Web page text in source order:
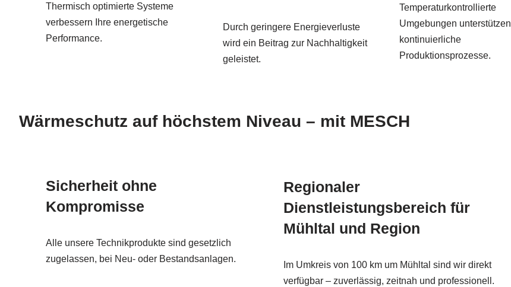
Thermisch optimierte Systeme
verbessern Ihre energetische
Performance.
Durch geringere Energieverluste
wird ein Beitrag zur Nachhaltigkeit
geleistet.
Temperaturkontrollierte
Umgebungen unterstützen
kontinuierliche
Produktionsprozesse.
Wärmeschutz auf höchstem Niveau – mit MESCH
Sicherheit ohne
Kompromisse
Alle unsere Technikprodukte sind gesetzlich
zugelassen, bei Neu- oder Bestandsanlagen.
Regionaler
Dienstleistungsbereich für
Mühltal und Region
Im Umkreis von 100 km um Mühltal sind wir direkt
verfügbar – zuverlässig, zeitnah und professionell.